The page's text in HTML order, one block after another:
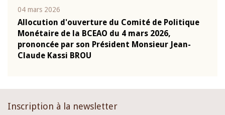
04 mars 2026
Allocution d'ouverture du Comité de Politique
Monétaire de la BCEAO du 4 mars 2026,
prononcée par son Président Monsieur Jean-
Claude Kassi BROU
Inscription à la newsletter